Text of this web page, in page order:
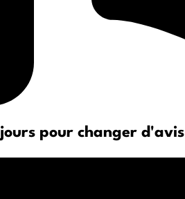
pour changer d'avis